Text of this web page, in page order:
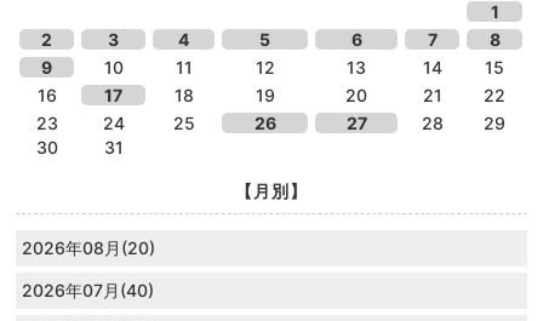
1
2
3 4 5 6 7
8
9
10 11 12 13 14
15
16
17 18 19 20 21
22
23
24 25 26 27 28
29
30
31
【月別】
2026年08月(20)
2026年07月(40)